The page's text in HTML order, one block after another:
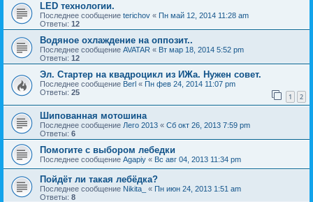
LED технологии.
Последнее сообщение terichov « Пн май 12, 2014 11:28 am
Ответы: 12
Водяное охлаждение на оппозит..
Последнее сообщение AVATAR « Вт мар 18, 2014 5:52 pm
Ответы: 12
Эл. Стартер на квадроцикл из ИЖа. Нужен совет.
Последнее сообщение Berl « Пн фев 24, 2014 11:07 pm
Ответы: 25 1 2
Шипованная мотошина
Последнее сообщение Лего 2013 « Сб окт 26, 2013 7:59 pm
Ответы: 6
Помогите с выбором лебедки
Последнее сообщение Agapiy « Вс авг 04, 2013 11:34 pm
Пойдёт ли такая лебёдка?
Последнее сообщение Nikita_ « Пн июн 24, 2013 1:51 am
Ответы: 8